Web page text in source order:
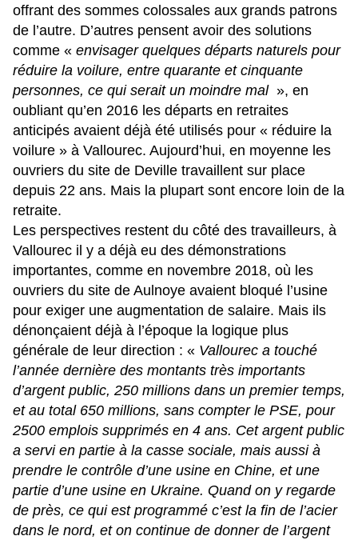
offrant des sommes colossales aux grands patrons
de l’autre. D’autres pensent avoir des solutions
comme « envisager quelques départs naturels pour
réduire la voilure, entre quarante et cinquante
personnes, ce qui serait un moindre mal », en
oubliant qu’en 2016 les départs en retraites
anticipés avaient déjà été utilisés pour « réduire la
voilure » à Vallourec. Aujourd’hui, en moyenne les
ouvriers du site de Deville travaillent sur place
depuis 22 ans. Mais la plupart sont encore loin de la
retraite.
Les perspectives restent du côté des travailleurs, à
Vallourec il y a déjà eu des démonstrations
importantes, comme en novembre 2018, où les
ouvriers du site de Aulnoye avaient bloqué l’usine
pour exiger une augmentation de salaire. Mais ils
dénonçaient déjà à l’époque la logique plus
générale de leur direction : « Vallourec a touché
l’année dernière des montants très importants
d’argent public, 250 millions dans un premier temps,
et au total 650 millions, sans compter le PSE, pour
2500 emplois supprimés en 4 ans. Cet argent public
a servi en partie à la casse sociale, mais aussi à
prendre le contrôle d’une usine en Chine, et une
partie d’une usine en Ukraine. Quand on y regarde
de près, ce qui est programmé c’est la fin de l’acier
dans le nord, et on continue de donner de l’argent